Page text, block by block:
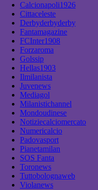
Calcionapoli1926
Cittaceleste
Derbyderbyderby
Fantamagazine
FCInter1908
Forzaroma
Golssip
Hellas1903
Ilmilanista
Juvenews
Mediagol
Milanistichannel
Mondoudinese
Notiziecalciomercato
Numericalcio
Padovasport
Pianetamilan
SOS Fanta
Toronews
Tuttobolognaweb
Violanews